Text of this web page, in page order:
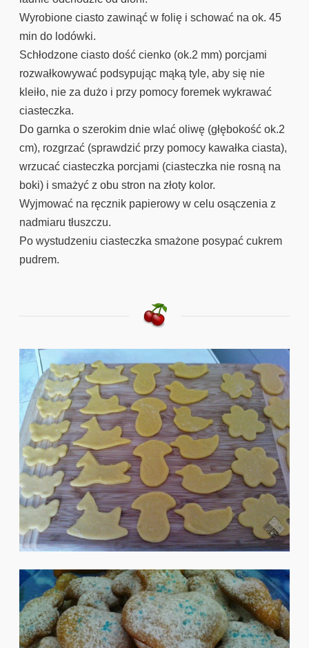
Wyrobione ciasto zawinąć w folię i schować na ok. 45
min do lodówki.
Schłodzone ciasto dość cienko (ok.2 mm) porcjami
rozwałkowywać podsypując mąką tyle, aby się nie
kleiło, nie za dużo i przy pomocy foremek wykrawać
ciasteczka.
Do garnka o szerokim dnie wlać oliwę (głębokość ok.2
cm), rozgrzać (sprawdzić przy pomocy kawałka ciasta),
wrzucać ciasteczka porcjami (ciasteczka nie rosną na
boki) i smażyć z obu stron na złoty kolor.
Wyjmować na ręcznik papierowy w celu osączenia z
nadmiaru tłuszczu.
Po wystudzeniu ciasteczka smażone posypać cukrem
pudrem.